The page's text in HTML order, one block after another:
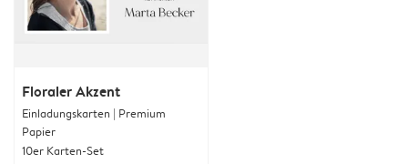
Floraler Akzent
Einladungskarten | Premium
Papier
10er Karten-Set